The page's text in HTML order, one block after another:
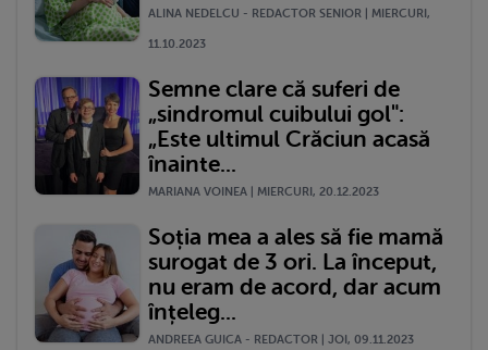
ALINA NEDELCU - REDACTOR SENIOR | MIERCURI,
11.10.2023
Semne clare că suferi de
„sindromul cuibului gol":
„Este ultimul Crăciun acasă
înainte...
MARIANA VOINEA | MIERCURI, 20.12.2023
Soția mea a ales să fie mamă
surogat de 3 ori. La început,
nu eram de acord, dar acum
înțeleg...
ANDREEA GUICA - REDACTOR | JOI, 09.11.2023